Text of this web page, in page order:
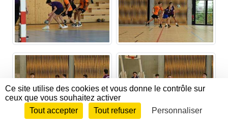
Envie de participer ? CONNEXION
Ce site utilise des cookies et vous donne le contrôle sur
ceux que vous souhaitez activer
Tout accepter
Tout refuser Personnaliser